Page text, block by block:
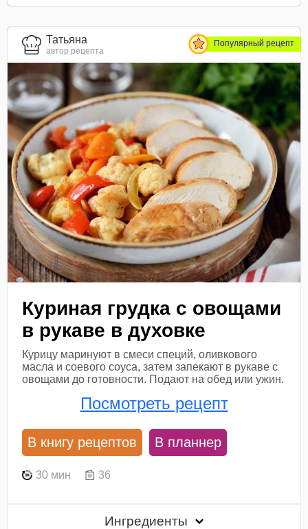
Татьяна
автор рецепта
Популярный рецепт
Куриная грудка с овощами
в рукаве в духовке
Курицу маринуют в смеси специй, оливкового
масла и соевого соуса, затем запекают в рукаве с
овощами до готовности. Подают на обед или ужин.
Посмотреть рецепт
В книгу рецептов В планнер
30 мин 36
Ингредиенты